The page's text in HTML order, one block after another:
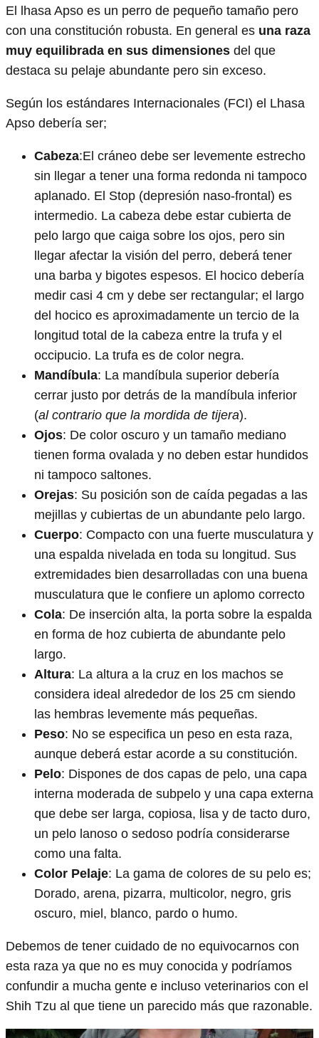
El lhasa Apso es un perro de pequeño tamaño pero
con una constitución robusta. En general es una raza
muy equilibrada en sus dimensiones del que
destaca su pelaje abundante pero sin exceso.
Según los estándares Internacionales (FCI) el Lhasa
Apso debería ser;
Cabeza:El cráneo debe ser levemente estrecho
sin llegar a tener una forma redonda ni tampoco
aplanado. El Stop (depresión naso-frontal) es
intermedio. La cabeza debe estar cubierta de
pelo largo que caiga sobre los ojos, pero sin
llegar afectar la visión del perro, deberá tener
una barba y bigotes espesos. El hocico debería
medir casi 4 cm y debe ser rectangular; el largo
del hocico es aproximadamente un tercio de la
longitud total de la cabeza entre la trufa y el
occipucio. La trufa es de color negra.
Mandíbula: La mandíbula superior debería
cerrar justo por detrás de la mandíbula inferior
(al contrario que la mordida de tijera).
Ojos: De color oscuro y un tamaño mediano
tienen forma ovalada y no deben estar hundidos
ni tampoco saltones.
Orejas: Su posición son de caída pegadas a las
mejillas y cubiertas de un abundante pelo largo.
Cuerpo: Compacto con una fuerte musculatura y
una espalda nivelada en toda su longitud. Sus
extremidades bien desarrolladas con una buena
musculatura que le confiere un aplomo correcto
Cola: De inserción alta, la porta sobre la espalda
en forma de hoz cubierta de abundante pelo
largo.
Altura: La altura a la cruz en los machos se
considera ideal alrededor de los 25 cm siendo
las hembras levemente más pequeñas.
Peso: No se especifica un peso en esta raza,
aunque deberá estar acorde a su constitución.
Pelo: Dispones de dos capas de pelo, una capa
interna moderada de subpelo y una capa externa
que debe ser larga, copiosa, lisa y de tacto duro,
un pelo lanoso o sedoso podría considerarse
como una falta.
Color Pelaje: La gama de colores de su pelo es;
Dorado, arena, pizarra, multicolor, negro, gris
oscuro, miel, blanco, pardo o humo.
Debemos de tener cuidado de no equivocarnos con
esta raza ya que no es muy conocida y podríamos
confundir a mucha gente e incluso veterinarios con el
Shih Tzu al que tiene un parecido más que razonable.